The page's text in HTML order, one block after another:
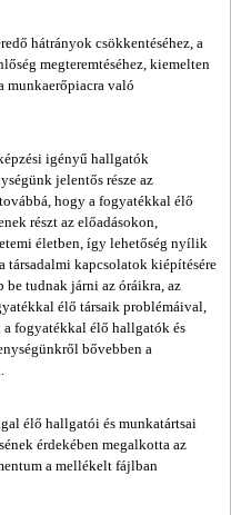
hátrányok csökkentéséhez, a
megteremtéséhez, kiemelten
munkaerőpiacra való
igényű hallgatók
jelentős része az
hogy a fogyatékkal élő
részt az előadásokon,
életben, így lehetőség nyílik
társadalmi kapcsolatok kiépítésére
tudnak járni az óráikra, az
élő társaik problémáival,
fogyatékkal élő hallgatók és
bővebben a
élő hallgatói és munkatártsai
érdekében megalkotta az
a mellékelt fájlban